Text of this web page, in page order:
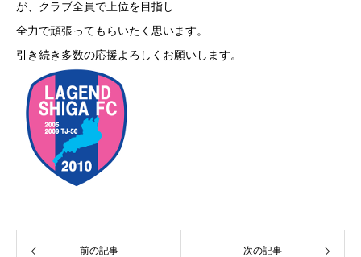
が、クラブ全員で上位を目指し
全力で頑張ってもらいたく思います。
引き続き多数の応援よろしくお願いします。
前の記事 次の記事